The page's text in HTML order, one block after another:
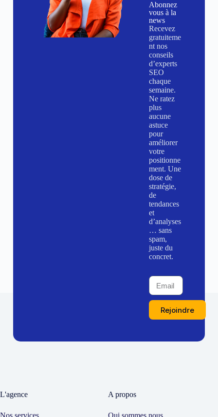
Abonnez
vous à la
news
Recevez
gratuiteme
nt nos
conseils
d’experts
SEO
chaque
semaine.
Ne ratez
plus
aucune
astuce
pour
améliorer
votre
positionne
ment. Une
dose de
stratégie,
de
tendances
et
d’analyses
… sans
spam,
juste du
concret.
Rejoindre
L'agence A propos